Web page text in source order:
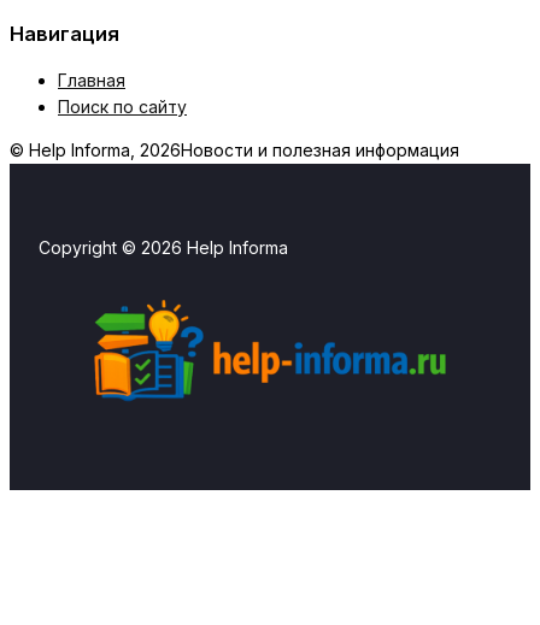
Навигация
Главная
Поиск по сайту
© Help Informa, 2026Новости и полезная информация
Copyright © 2026 Help Informa